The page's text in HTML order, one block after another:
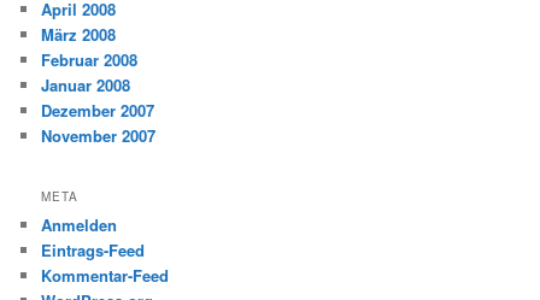
April 2008
März 2008
Februar 2008
Januar 2008
Dezember 2007
November 2007
META
Anmelden
Eintrags-Feed
Kommentar-Feed